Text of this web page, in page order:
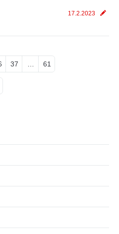
17.2.2023
37 61